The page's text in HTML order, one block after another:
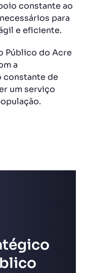
constante ao
para
e eficiente.
Público do Acre
a
constante de
um serviço